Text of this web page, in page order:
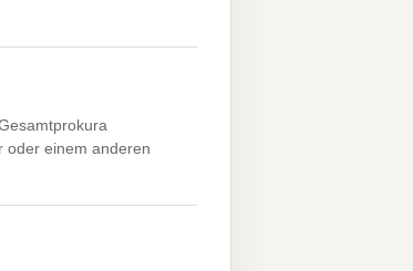
oder einem anderen